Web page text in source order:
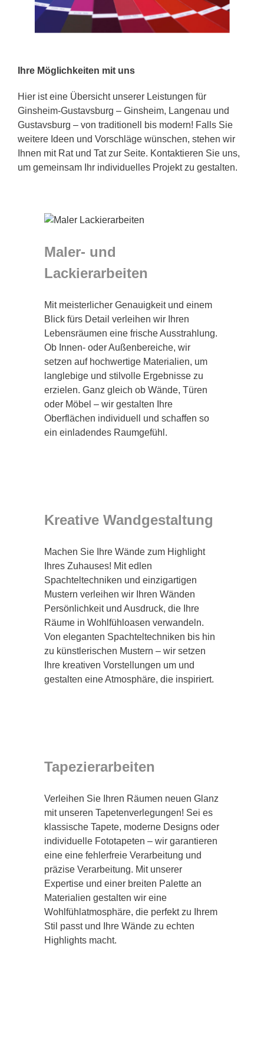
Ihre Möglichkeiten mit uns
Hier ist eine Übersicht unserer Leistungen für
Ginsheim-Gustavsburg – Ginsheim, Langenau und
Gustavsburg – von traditionell bis modern! Falls Sie
weitere Ideen und Vorschläge wünschen, stehen wir
Ihnen mit Rat und Tat zur Seite. Kontaktieren Sie uns,
um gemeinsam Ihr individuelles Projekt zu gestalten.
Maler- und
Lackierarbeiten
Mit meisterlicher Genauigkeit und einem
Blick fürs Detail verleihen wir Ihren
Lebensräumen eine frische Ausstrahlung.
Ob Innen- oder Außenbereiche, wir
setzen auf hochwertige Materialien, um
langlebige und stilvolle Ergebnisse zu
erzielen. Ganz gleich ob Wände, Türen
oder Möbel – wir gestalten Ihre
Oberflächen individuell und schaffen so
ein einladendes Raumgefühl.
Kreative Wandgestaltung
Machen Sie Ihre Wände zum Highlight
Ihres Zuhauses! Mit edlen
Spachteltechniken und einzigartigen
Mustern verleihen wir Ihren Wänden
Persönlichkeit und Ausdruck, die Ihre
Räume in Wohlfühloasen verwandeln.
Von eleganten Spachteltechniken bis hin
zu künstlerischen Mustern – wir setzen
Ihre kreativen Vorstellungen um und
gestalten eine Atmosphäre, die inspiriert.
Tapezierarbeiten
Verleihen Sie Ihren Räumen neuen Glanz
mit unseren Tapetenverlegungen! Sei es
klassische Tapete, moderne Designs oder
individuelle Fototapeten – wir garantieren
eine eine fehlerfreie Verarbeitung und
präzise Verarbeitung. Mit unserer
Expertise und einer breiten Palette an
Materialien gestalten wir eine
Wohlfühlatmosphäre, die perfekt zu Ihrem
Stil passt und Ihre Wände zu echten
Highlights macht.